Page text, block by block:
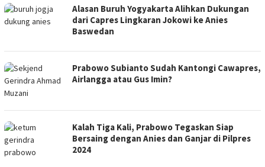
Alasan Buruh Yogyakarta Alihkan Dukungan
dari Capres Lingkaran Jokowi ke Anies
Baswedan
Prabowo Subianto Sudah Kantongi Cawapres,
Airlangga atau Gus Imin?
Kalah Tiga Kali, Prabowo Tegaskan Siap
Bersaing dengan Anies dan Ganjar di Pilpres
2024